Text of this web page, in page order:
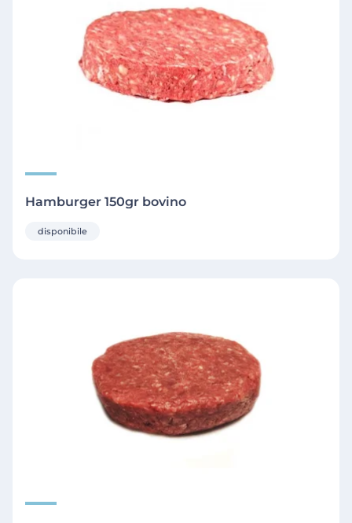
Hamburger 150gr bovino
disponibile